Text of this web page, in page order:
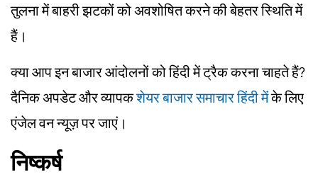
तुलना में बाहरी झटकों को अवशोषित करने की बेहतर स्थिति में
हैं।
क्या आप इन बाजार आंदोलनों को हिंदी में ट्रैक करना चाहते हैं?
दैनिक अपडेट और व्यापकशेयर बाजार समाचार हिंदी मेंके लिए
एंजेल वन न्यूज़ पर जाएं।
निष्कर्ष